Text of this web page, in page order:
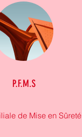
P.F.M.S
de Mise en Sûreté